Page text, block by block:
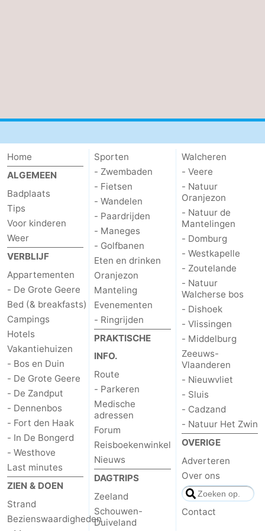
Home
ALGEMEEN
Badplaats
Tips
Voor kinderen
Weer
VERBLIJF
Appartementen
- De Grote Geere
Bed (& breakfasts)
Campings
Hotels
Vakantiehuizen
- Bos en Duin
- De Grote Geere
- De Zandput
- Dennenbos
- Fort den Haak
- In De Bongerd
- Westhove
Last minutes
ZIEN & DOEN
Strand
Bezienswaardigheden
Sporten
- Zwembaden
- Fietsen
- Wandelen
- Paardrijden
- Maneges
- Golfbanen
Eten en drinken
Oranjezon
Manteling
Evenementen
- Ringrijden
PRAKTISCHE
INFO.
Route
- Parkeren
Medische
adressen
Forum
Reisboekenwinkel
Nieuws
DAGTRIPS
Zeeland
Schouwen-
Duiveland
Walcheren
- Veere
- Natuur
Oranjezon
- Natuur de
Mantelingen
- Domburg
- Westkapelle
- Zoutelande
- Natuur
Walcherse bos
- Dishoek
- Vlissingen
- Middelburg
Zeeuws-
Vlaanderen
- Nieuwvliet
- Sluis
- Cadzand
- Natuur Het Zwin
OVERIGE
Adverteren
Over ons
Contact